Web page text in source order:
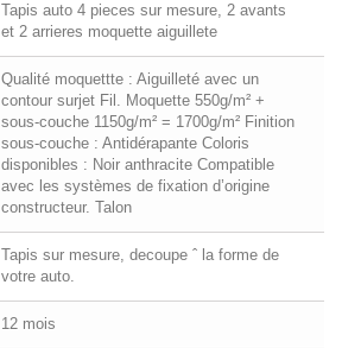
Tapis auto 4 pieces sur mesure, 2 avants
et 2 arrieres moquette aiguillete
Qualité moquettte : Aiguilleté avec un
contour surjet Fil. Moquette 550g/m² +
sous-couche 1150g/m² = 1700g/m² Finition
sous-couche : Antidérapante Coloris
disponibles : Noir anthracite Compatible
avec les systèmes de fixation d’origine
constructeur. Talon
Tapis sur mesure, decoupe ˆ la forme de
votre auto.
12 mois